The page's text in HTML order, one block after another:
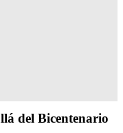
del Bicentenario